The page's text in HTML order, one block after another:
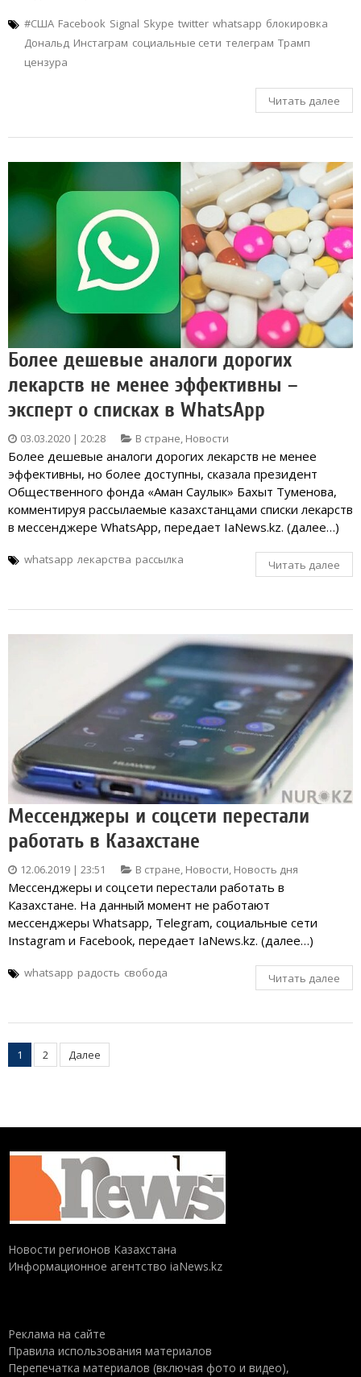
#США Facebook Signal Skype twitter whatsapp блокировка
Дональд Инстаграм социальные сети телеграм Трамп
цензура
Читать далее
Более дешевые аналоги дорогих
лекарств не менее эффективны –
эксперт о списках в WhatsApp
03.03.2020 | 20:28 В стране, Новости
Более дешевые аналоги дорогих лекарств не менее
эффективны, но более доступны, сказала президент
Общественного фонда «Аман Саулык» Бахыт Туменова,
комментируя рассылаемые казахстанцами списки лекарств
в мессенджере WhatsApp, передает IaNews.kz. (далее…)
whatsapp лекарства рассылка Читать далее
Мессенджеры и соцсети перестали
работать в Казахстане
12.06.2019 | 23:51 В стране Новости Новость дня
Мессенджеры и соцсети перестали работать в
Казахстане. На данный момент не работают
мессенджеры Whatsapp, Telegram, социальные сети
Instagram и Facebook, передает IaNews.kz. (далее…)
whatsapp радость свобода Читать далее
Пагинация
1 2 Далее
Новости регионов Казахстана
Информационное агентство iaNews.kz
Реклама на сайте
Правила использования материалов
Перепечатка материалов (включая фото и видео),